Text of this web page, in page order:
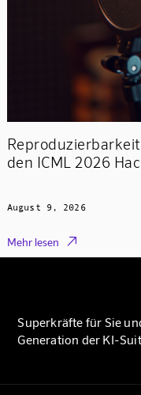
den ICML 2026
August 9, 2026
Mehr lesen 
Superkräfte für Sie
Generation der KI-